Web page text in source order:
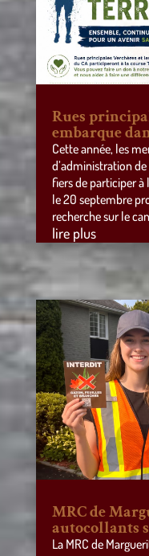
Rues
embarque
Cette année, les
d’administration
fiers de participer à
le 20 septembre
recherche sur le
lire plus
MRC de
autocollants
La MRC de